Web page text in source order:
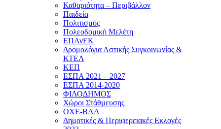
Καθαριότητα – Περιβάλλον
Παιδεία
Πολιτισμός
Πολεοδομική Μελέτη
ΕΠΑνΕΚ
Δρομολόγια Αστικής Συγκοινωνίας &
ΚΤΕΛ
ΚΕΠ
ΕΣΠΑ 2021 – 2027
ΕΣΠΑ 2014-2020
ΦΙΛΟΔΗΜΟΣ
Χώροι Στάθμευσης
ΟΧΕ-ΒΑΑ
Δημοτικές & Περιφερειακές Εκλογές